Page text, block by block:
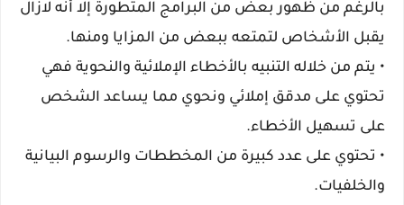
بالرغم من ظهور بعض من البرامج المتطورة إلا أنه لازال
يقبل الأشخاص لتمتعه ببعض من المزايا ومنها.
• يتم من خلاله التنبيه بالأخطاء الإملائية والنحوية فهي
تحتوي على مدقق إملائي ونحوي مما يساعد الشخص
على تسهيل الأخطاء.
• تحتوي على عدد كبيرة من المخططات والرسوم البيانية
والخلفيات.